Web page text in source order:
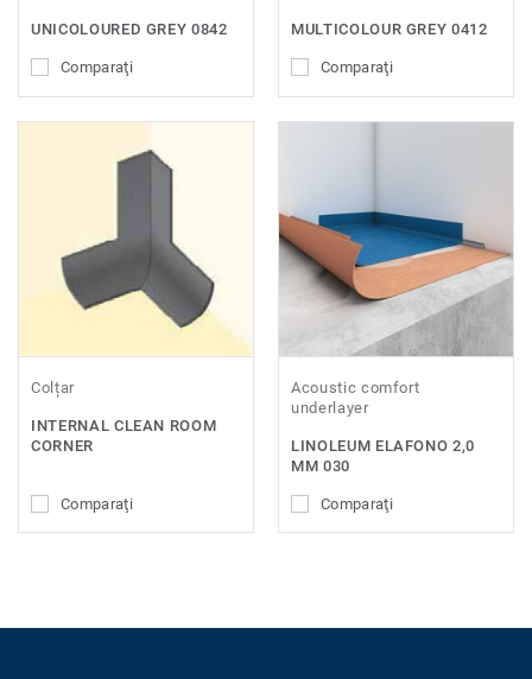
UNICOLOURED GREY 0842
Comparaţi
MULTICOLOUR GREY 0412
Comparaţi
Colțar
INTERNAL CLEAN ROOM
CORNER
Comparaţi
Acoustic comfort
underlayer
LINOLEUM ELAFONO 2,0
MM 030
Comparaţi